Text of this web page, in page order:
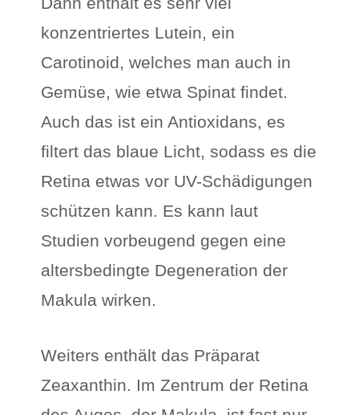
konzentriertes Lutein, ein
Carotinoid, welches man auch in
Gemüse, wie etwa Spinat findet.
Auch das ist ein Antioxidans, es
filtert das blaue Licht, sodass es die
Retina etwas vor UV-Schädigungen
schützen kann. Es kann laut
Studien vorbeugend gegen eine
altersbedingte Degeneration der
Makula wirken.
Weiters enthält das Präparat
Zeaxanthin. Im Zentrum der Retina